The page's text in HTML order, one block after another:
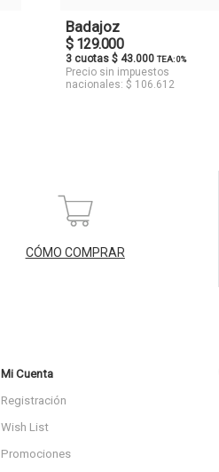
Badajoz
$ 129.000
3 cuotas $ 43.000 TEA: 0%
Precio sin impuestos
nacionales: $ 106.612
CÓMO COMPRAR
Mi Cuenta
Registración
Wish List
Promociones